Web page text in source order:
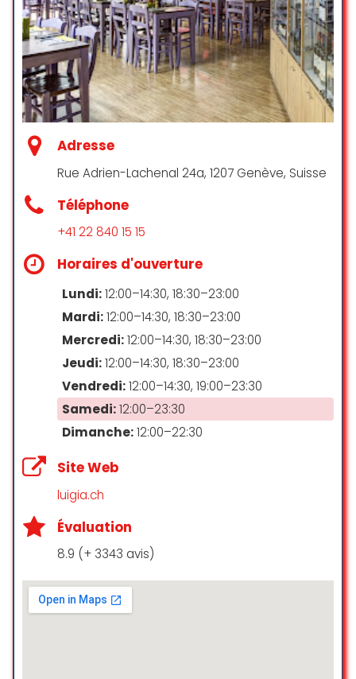
Adresse
Rue Adrien-Lachenal 24a, 1207 Genève, Suisse
Téléphone
+41 22 840 15 15
Horaires d'ouverture
Lundi:12:00–14:30, 18:30–23:00
Mardi:12:00–14:30, 18:30–23:00
Mercredi:12:00–14:30, 18:30–23:00
Jeudi:12:00–14:30, 18:30–23:00
Vendredi:12:00–14:30, 19:00–23:30
Samedi:12:00–23:30
Dimanche:12:00–22:30
Site Web
luigia.ch
Évaluation
8.9 (+ 3343 avis)